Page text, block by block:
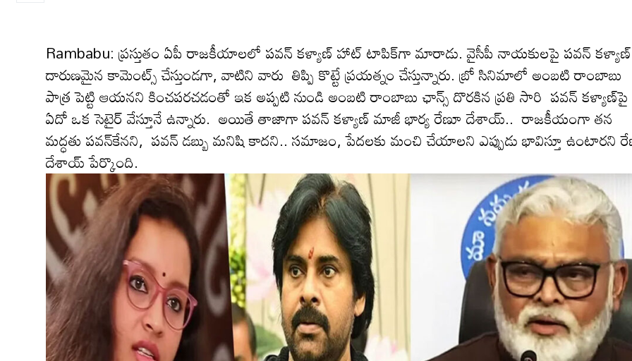
Rambabu: ప్ర‌స్తుతం ఏపీ రాజ‌కీయాల‌లో ప‌వ‌న్ క‌ళ్యాణ్ హాట్ టాపిక్‌గా మారాడు. వైసీపీ నాయ‌కుల‌పై ప‌వ‌న్ క‌ళ్యాణ్
దారుణ‌మైన కామెంట్స్ చేస్తుండ‌గా, వాటిని వారు తిప్పి కొట్టే ప్ర‌య‌త్నం చేస్తున్నారు. బ్రో సినిమాలో అంబ‌టి రాంబాబు
పాత్ర పెట్టి ఆయ‌న‌ని కించ‌పర‌చ‌డంతో ఇక అప్ప‌టి నుండి అంబ‌టి రాంబాబు ఛాన్స్ దొర‌కిన ప్ర‌తి సారి ప‌వ‌న్ క‌ళ్యాణ్‌పై
ఏదో ఒక సెటైర్ వేస్తూనే ఉన్నారు. అయితే తాజాగా ప‌వ‌న్ క‌ళ్యాణ్ మాజీ భార్య రేణూ దేశాయ్.. రాజకీయంగా తన
మద్ధతు పవన్‌కేనని, పవన్ డబ్బు మనిషి కాదని.. సమాజం, పేదలకు మంచి చేయాలని ఎప్పుడు భావిస్తూ ఉంటార‌ని
దేశాయ్ పేర్కొంది.